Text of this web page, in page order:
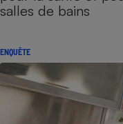
salles de bains
ENQUÊTE